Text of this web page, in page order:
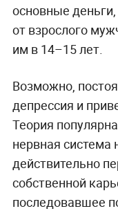
основные
от взрослого
им в 14–15 лет.
Возможно,
депрессия и
Теория
нервная система
действительно
собственной
последовавшее